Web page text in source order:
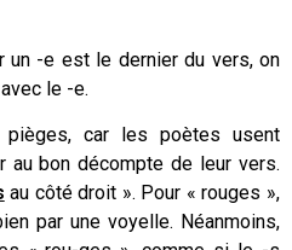
-e est le dernier du vers, on
le -e.
pièges, car les poètes usent
au bon décompte de leur vers.
au côté droit ». Pour « rouges »,
par une voyelle. Néanmoins,